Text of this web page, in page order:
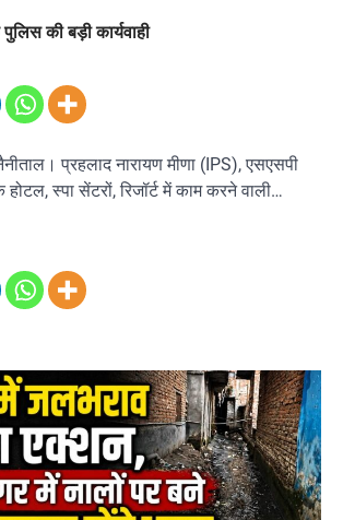
की बड़ी कार्यवाही
प्रहलाद नारायण मीणा (IPS), एसएसपी
होटल, स्पा सेंटरों, रिजॉर्ट में काम करने वाली…